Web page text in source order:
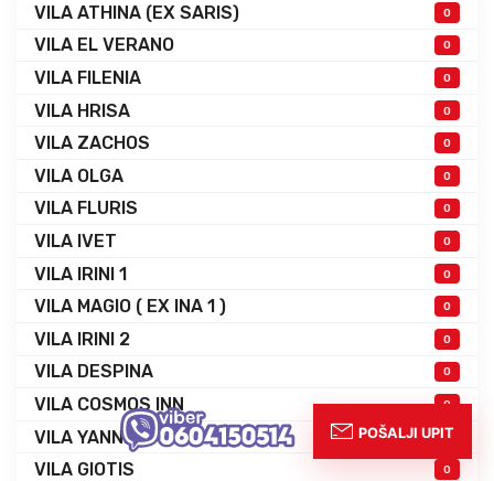
VILA ATHINA (EX SARIS) 0
VILA EL VERANO 0
VILA FILENIA 0
VILA HRISA 0
VILA ZACHOS 0
VILA OLGA 0
VILA FLURIS 0
VILA IVET 0
VILA IRINI 1 0
VILA MAGIO ( EX INA 1 ) 0
VILA IRINI 2 0
VILA DESPINA 0
VILA COSMOS INN 0
VILA YANNIS 0
VILA GIOTIS 0